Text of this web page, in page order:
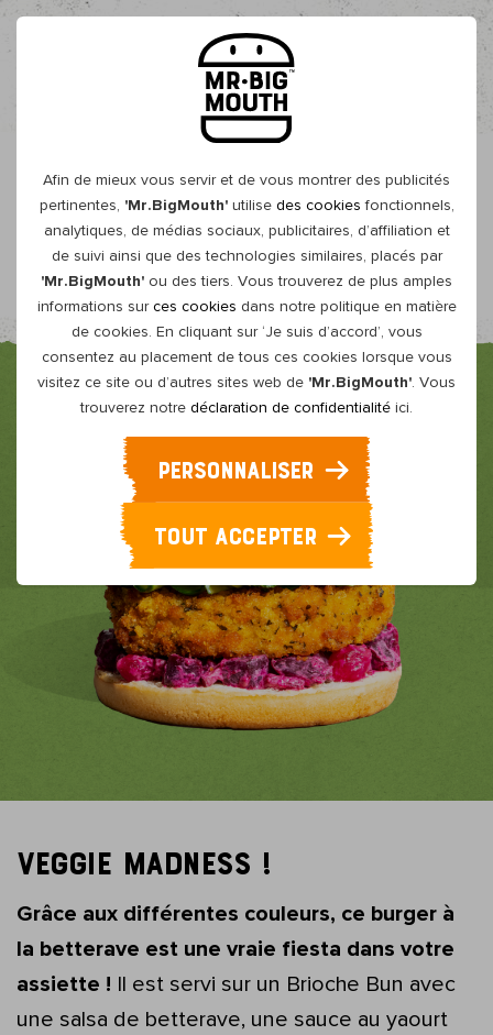
Afin de mieux vous servir et de vous montrer des publicités
pertinentes, 'Mr.BigMouth'utilise des cookies fonctionnels,
analytiques, de médias sociaux, publicitaires, d’affiliation et
de suivi ainsi que des technologies similaires, placés par
'Mr.BigMouth' ou des tiers. Vous trouverez de plus amples
informations surces cookies dans notre politique en matière
de cookies. En cliquant sur ‘Je suis d’accord’, vous
consentez au placement de tous ces cookies lorsque vous
visitez ce site ou d’autres sites web de 'Mr.BigMouth'. Vous
trouverez notre déclaration de confidentialité ici.
PERSONNALISER
TOUT ACCEPTER
Overzicht
Yoghurt Beetroot
VEGGIE MADNESS !
Grâce aux différentes couleurs, ce burger à
la betterave est une vraie fiesta dans votre
assiette ! Il est servi sur un Brioche Bun avec
une salsa de betterave, une sauce au yaourt